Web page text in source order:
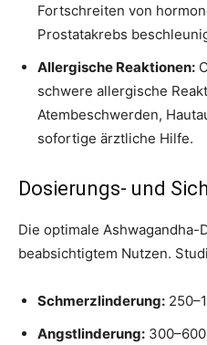
Fortschreiten von
Prostatakrebs
Allergische Reaktionen:
schwere allergische
Atembeschwerden,
sofortige ärztliche Hilfe.
Dosierungs- und
Die optimale
beabsichtigtem Nutzen.
Schmerzlinderung:
Angstlinderung: